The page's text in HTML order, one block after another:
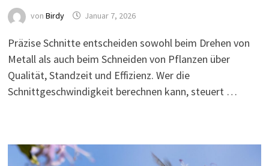
von Birdy Januar 7, 2026
Präzise Schnitte entscheiden sowohl beim Drehen von
Metall als auch beim Schneiden von Pflanzen über
Qualität, Standzeit und Effizienz. Wer die
Schnittgeschwindigkeit berechnen kann, steuert …